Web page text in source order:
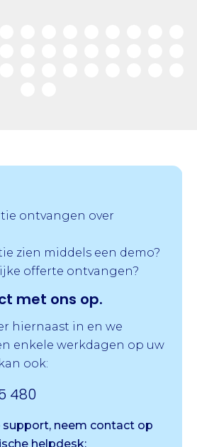
ontvangen over
zien middels een demo?
offerte ontvangen?
met ons op.
hiernaast in en we
enkele werkdagen op uw
ook:
480
support, neem contact op
helpdesk: